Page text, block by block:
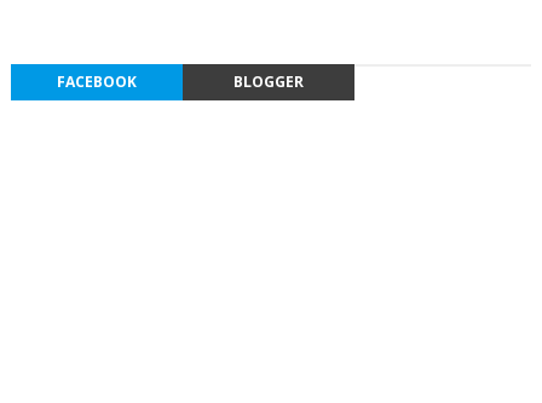
FACEBOOK BLOGGER